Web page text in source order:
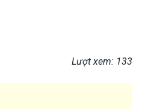
Lượt xem: 133